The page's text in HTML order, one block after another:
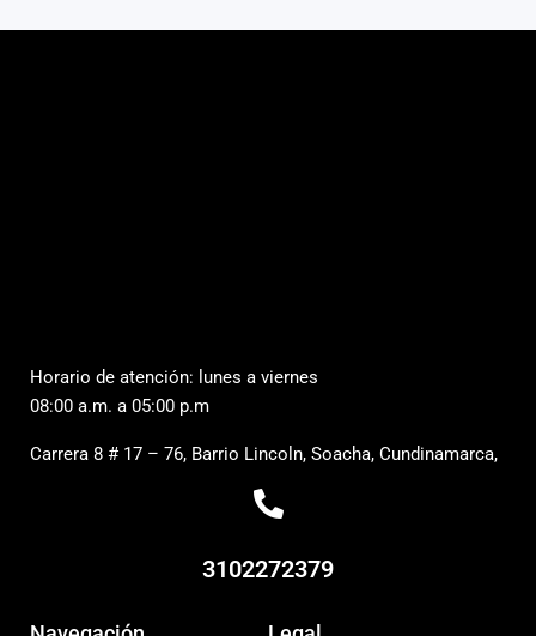
Horario de atención: lunes a viernes
08:00 a.m. a 05:00 p.m
Carrera 8 # 17 – 76, Barrio Lincoln, Soacha, Cundinamarca,
3102272379